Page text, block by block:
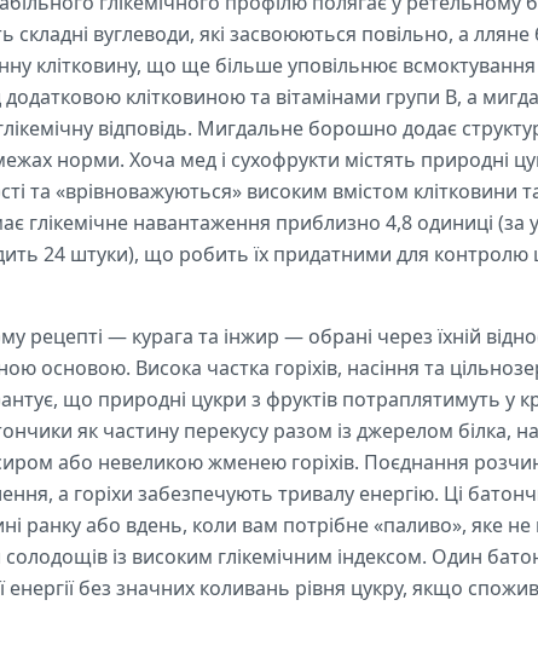
складні вуглеводи, які засвоюються повільно, а
клітковину, що ще більше уповільнює
клітковиною та вітамінами групи B, а
відповідь. Мигдальне борошно додає
норми. Хоча мед і сухофрукти містять природні
та «врівноважуються» високим вмістом
глікемічне навантаження приблизно 4,8 одиниці (за
24 штуки), що робить їх придатними для
рецепті — курага та інжир — обрані через їхній
основою. Висока частка горіхів, насіння та
що природні цукри з фруктів потраплятимуть у
як частину перекусу разом із джерелом білка,
або невеликою жменею горіхів. Поєднання
а горіхи забезпечують тривалу енергію. Ці
ранку або вдень, коли вам потрібне «паливо», яке не
із високим глікемічним індексом. Один
енергії без значних коливань рівня цукру, якщо